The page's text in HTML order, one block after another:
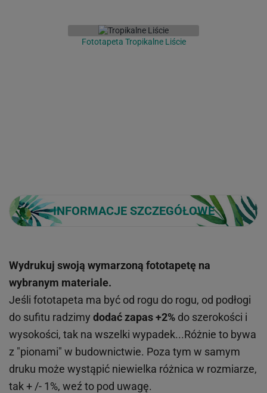
Fototapeta Tropikalne Liście
INFORMACJE SZCZEGÓŁOWE
Wydrukuj swoją wymarzoną fototapetę na
wybranym materiale.
Jeśli fototapeta ma być od rogu do rogu, od podłogi
do sufitu radzimy dodać zapas +2% do szerokości i
wysokości, tak na wszelki wypadek...Różnie to bywa
z "pionami" w budownictwie. Poza tym w samym
druku może wystąpić niewielka różnica w rozmiarze,
tak + /- 1%, weź to pod uwagę.